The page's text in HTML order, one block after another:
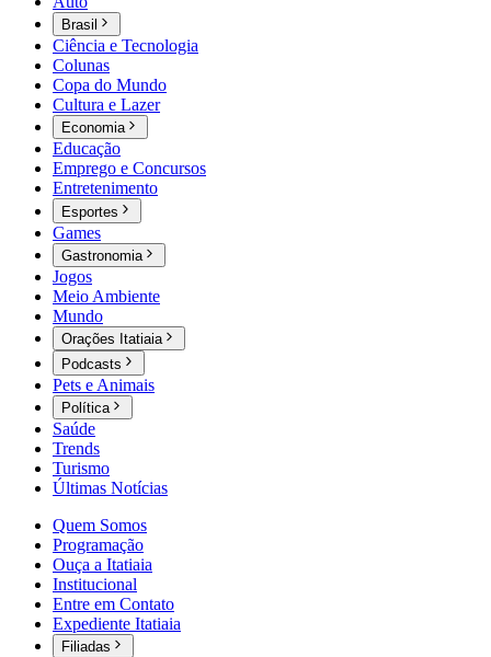
Brasil
Ciência e Tecnologia
Colunas
Copa do Mundo
Cultura e Lazer
Economia
Educação
Emprego e Concursos
Entretenimento
Esportes
Games
Gastronomia
Jogos
Meio Ambiente
Mundo
Orações Itatiaia
Podcasts
Pets e Animais
Política
Saúde
Trends
Turismo
Últimas Notícias
Quem Somos
Programação
Ouça a Itatiaia
Institucional
Entre em Contato
Expediente Itatiaia
Filiadas